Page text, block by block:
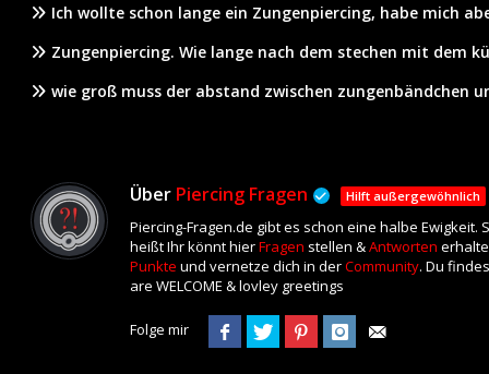
Ich wollte schon lange ein Zungenpiercing, habe mich
Zungenpiercing. Wie lange nach dem stechen mit dem
wie groß muss der abstand zwischen zungenbändchen
Über Piercing Fragen Hilft außergewöhnlich
Piercing-Fragen.de gibt es schon eine halbe
heißt Ihr könnt hierFragen stellen &Antworten
Punkte und vernetze dich in derCommunity. Du
are WELCOME & lovley greetings
Folge mir